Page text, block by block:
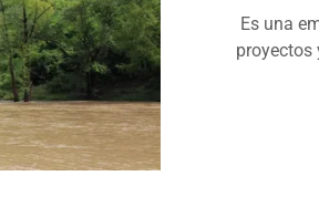
Es una
proyectos